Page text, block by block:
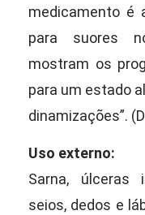
medicamento é
para suores
mostram os
para um estado
dinamizações”.
Uso externo:
Sarna, úlceras
seios, dedos e